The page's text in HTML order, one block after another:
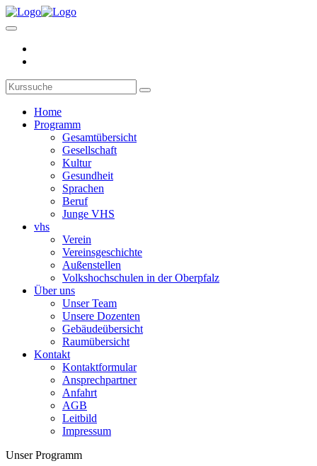
Home
Programm
Gesamtübersicht
Gesellschaft
Kultur
Gesundheit
Sprachen
Beruf
Junge VHS
vhs
Verein
Vereinsgeschichte
Außenstellen
Volkshochschulen in der Oberpfalz
Über uns
Unser Team
Unsere Dozenten
Gebäudeübersicht
Raumübersicht
Kontakt
Kontaktformular
Ansprechpartner
Anfahrt
AGB
Leitbild
Impressum
Unser Programm